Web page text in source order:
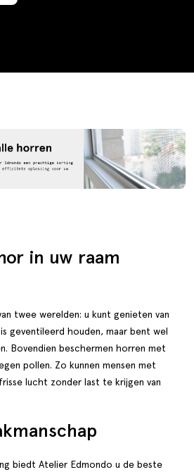
in uw raam
twee werelden: u kunt genieten van
geventileerd houden, maar bent wel
Bovendien beschermen horren met
pollen. Zo kunnen mensen met
lucht zonder last te krijgen van
biedt Atelier Edmondo u de beste